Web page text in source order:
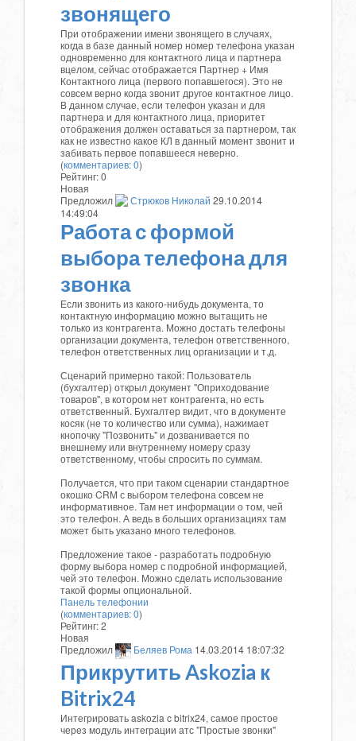
звонящего
При отображении имени звонящего в случаях,
когда в базе данный номер номер телефона указан
одновременно для контактного лица и партнера
вцелом, сейчас отображается Партнер + Имя
Контактного лица (первого попавшегося). Это не
совсем верно когда звонит другое контактное лицо.
В данном случае, если телефон указан и для
партнера и для контактного лица, приоритет
отображения должен оставаться за партнером, так
как не известно какое КЛ в данный момент звонит и
забивать первое попавшееся неверно.
(комментариев: 0)
Рейтинг:0
Новая
Предложил
Стрюков Николай 29.10.2014
14:49:04
Работа с формой
выбора телефона для
звонка
Если звонить из какого-нибудь документа, то
контактную информацию можно вытащить не
только из контрагента. Можно достать телефоны
организации документа, телефон ответственного,
телефон ответственных лиц организации и т.д.
Сценарий примерно такой: Пользователь
(бухгалтер) открыл документ "Оприходование
товаров", в котором нет контрагента, но есть
ответственный. Бухгалтер видит, что в документе
косяк (не то количество или сумма), нажимает
кнопочку "Позвонить" и дозванивается по
внешнему или внутреннему номеру сразу
ответственному, чтобы спросить по суммам.
Получается, что при таком сценарии стандартное
окошко CRM с выбором телефона совсем не
информативное. Там нет информации о том, чей
это телефон. А ведь в больших организациях там
может быть указано много телефонов.
Предложение такое - разработать подробную
форму выбора номер с подробной информацией,
чей это телефон. Можно сделать использование
такой формы опциональной.
Панель телефонии
(комментариев: 0)
Рейтинг:2
Новая
Предложил
Беляев Рома 14.03.2014 18:07:32
Прикрутить Askozia к
Bitrix24
Интегрировать askozia c bitrix24, самое простое
через модуль интеграции атс "Простые звонки"